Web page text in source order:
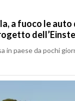
a fuoco le auto
in paese da pochi